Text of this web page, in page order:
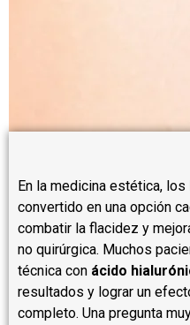
En la medicina estética, los
convertido en una opción
combatir la flacidez y
no quirúrgica. Muchos
técnica con ácido
resultados y lograr un
completo. Una pregunta